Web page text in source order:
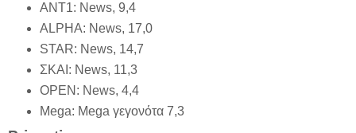
ΑΝΤ1: News, 9,4
ALPHA: Νews, 17,0
STAR: News, 14,7
ΣΚΑΙ: News, 11,3
OPEN: News, 4,4
Mega: Mega γεγονότα 7,3